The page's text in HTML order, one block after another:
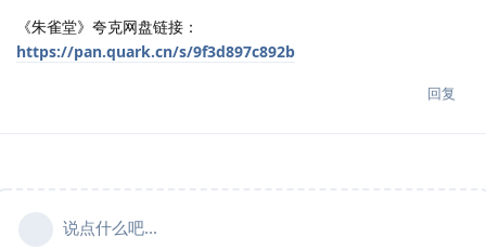
《朱雀堂》夸克网盘链接：
https://pan.quark.cn/s/9f3d897c892b
回复
说点什么吧...